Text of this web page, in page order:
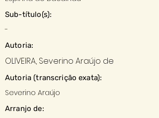
Sub-título(s):
-
Autoria:
OLIVEIRA, Severino Araújo de
Autoria (transcrição exata):
Severino Araújo
Arranjo de: